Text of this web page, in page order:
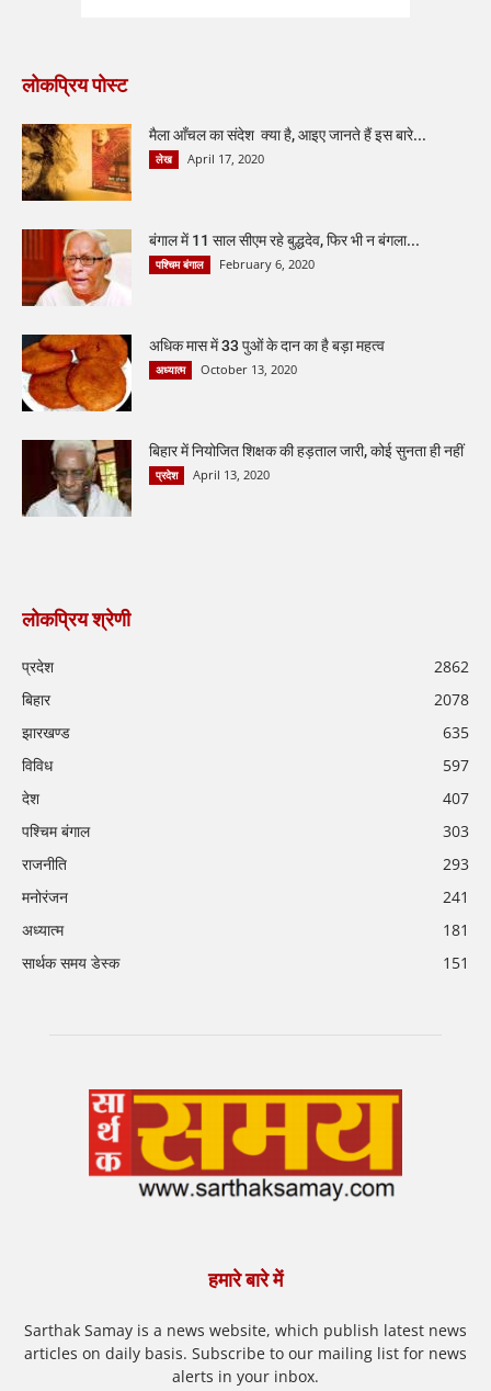
लोकप्रिय पोस्ट
मैला आँचल का संदेश क्या है, आइए जानते हैं इस बारे...
लेख April 17, 2020
बंगाल में 11 साल सीएम रहे बुद्धदेव, फिर भी न बंगला...
पश्चिम बंगाल February 6, 2020
अधिक मास में 33 पुओं के दान का है बड़ा महत्व
अध्यात्म October 13, 2020
बिहार में नियोजित शिक्षक की हड़ताल जारी, कोई सुनता ही नहीं
प्रदेश April 13, 2020
लोकप्रिय श्रेणी
प्रदेश
2862
बिहार
2078
झारखण्ड
635
विविध
597
देश
407
पश्चिम बंगाल
303
राजनीति
293
मनोरंजन
241
अध्यात्म
181
सार्थक समय डेस्क
151
हमारे बारे में
Sarthak Samay is a news website, which publish latest news
articles on daily basis. Subscribe to our mailing list for news
alerts in your inbox.